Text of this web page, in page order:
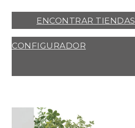
ENCONTRAR TIENDAS
CONFIGURADOR